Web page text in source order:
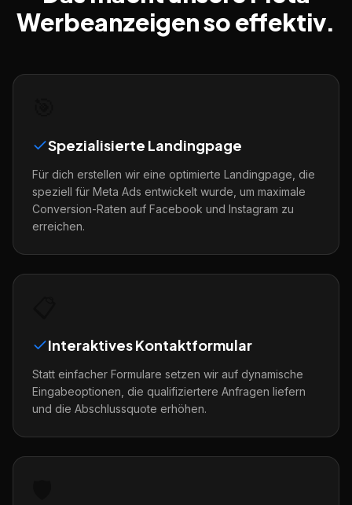
Werbeanzeigen so effektiv.
Spezialisierte Landingpage
Für dich erstellen wir eine optimierte Landingpage, die
speziell für Meta Ads entwickelt wurde, um maximale
Conversion-Raten auf Facebook und Instagram zu
erreichen.
Interaktives Kontaktformular
Statt einfacher Formulare setzen wir auf dynamische
Eingabeoptionen, die qualifiziertere Anfragen liefern
und die Abschlussquote erhöhen.